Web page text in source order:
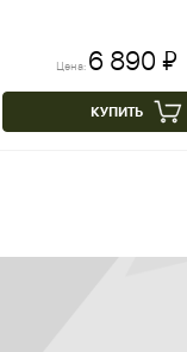
Цена: 6 890 ₽
КУПИТЬ